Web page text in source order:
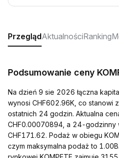
PrzeglądAktualnościRanking
Podsumowanie ceny
Na dzień 9 sie 2026 łączna
wynosi CHF602.96K, co stanowi
ostatnich 24 godzin. Aktualna
CHF0.00070894, a 24-godzinny
CHF171.62. Podaż w obiegu
czym maksymalna podaż to